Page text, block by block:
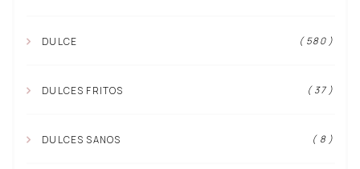
DULCE ( 580 )
DULCES FRITOS ( 37 )
DULCES SANOS ( 8 )